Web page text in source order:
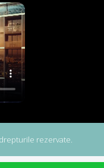
rezervate.